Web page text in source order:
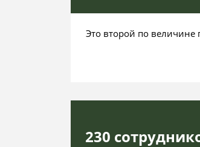
Это второй по величине
230